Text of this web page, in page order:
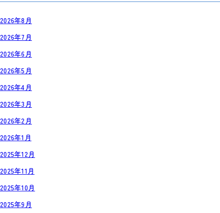
2026年8月
2026年7月
2026年6月
2026年5月
2026年4月
2026年3月
2026年2月
2026年1月
2025年12月
2025年11月
2025年10月
2025年9月